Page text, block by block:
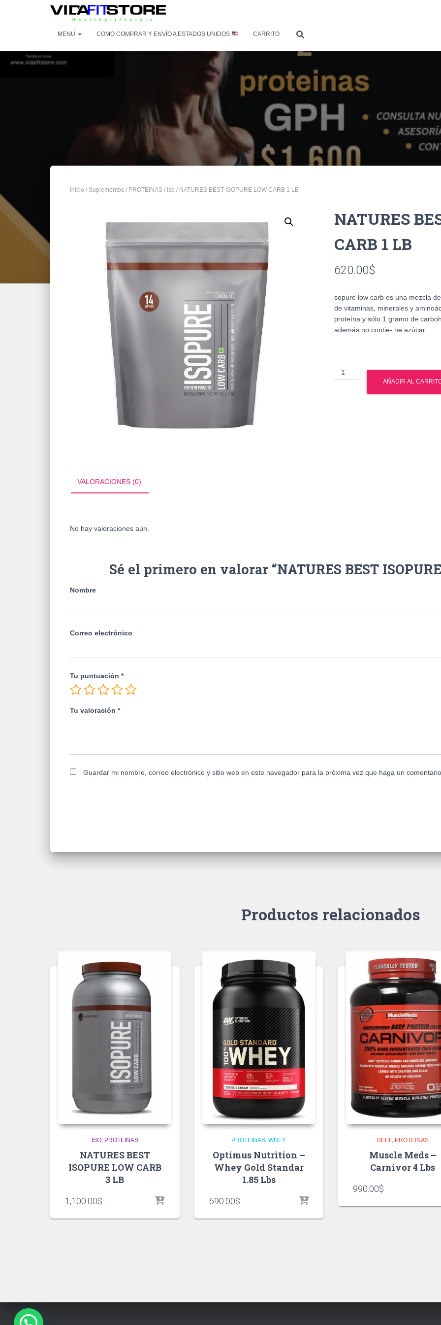
MENU COMO COMPRAR Y ENVÍO A ESTADOS UNIDOS CARRITO
Inicio / Suplementos / PROTEINAS / Iso / NATURES BEST ISOPURE LOW CARB 1 LB
NATURES
CARB 1 LB
620.00$
sopure low carb es una mezcla
de vitaminas, minerales y
proteína y sólo 1 gramo de
además no contie- ne azúcar.
NATURES
BEST
AÑADIR AL
VALORACIONES (0)
No hay valoraciones aún.
Sé el primero en valorar “NATURES BEST
Nombre
Correo electrónico
Tu puntuación *
Tu valoración *
Guardar mi nombre, correo electrónico y sitio web en este navegador para la próxima vez que haga un
Productos relacionados
ISO PROTEINAS
NATURES BEST
ISOPURE LOW CARB
3 LB
1,100.00$
PROTEINAS WHEY
Optimus Nutrition –
Whey Gold Standar
1.85 Lbs
690.00$
BEEF PROTEINAS
Muscle Meds –
Carnivor 4 Lbs
990.00$